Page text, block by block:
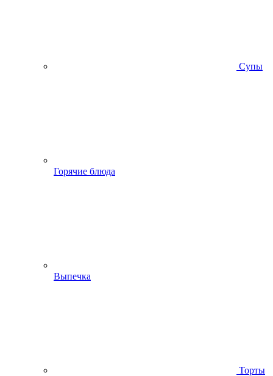
Супы
Горячие блюда
Выпечка
Торты